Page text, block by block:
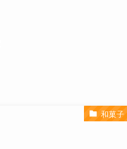
和菓子